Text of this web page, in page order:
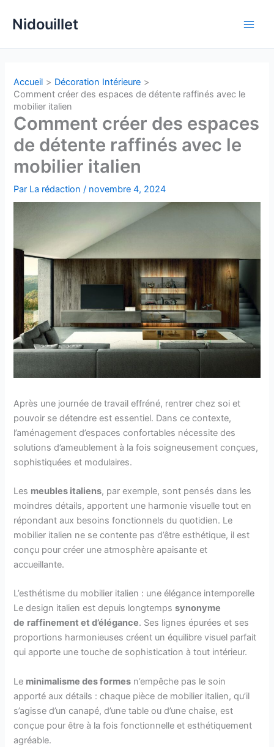
Nidouillet
Accueil
Décoration Intérieure
Comment créer des espaces de détente raffinés avec le
mobilier italien
Comment créer des espaces
de détente raffinés avec le
mobilier italien
Par La rédaction/ novembre 4, 2024
Après une journée de travail effréné, rentrer chez soi et
pouvoir se détendre est essentiel. Dans ce contexte,
l’aménagement d’espaces confortables nécessite des
solutions d’ameublement à la fois soigneusement conçues,
sophistiquées et modulaires.
Les meubles italiens, par exemple, sont pensés dans les
moindres détails, apportent une harmonie visuelle tout en
répondant aux besoins fonctionnels du quotidien. Le
mobilier italien ne se contente pas d’être esthétique, il est
conçu pour créer une atmosphère apaisante et
accueillante.
L’esthétisme du mobilier italien : une élégance intemporelle
Le design italien est depuis longtempssynonyme
de raffinement et d’élégance. Ses lignes épurées et ses
proportions harmonieuses créent un équilibre visuel parfait
qui apporte une touche de sophistication à tout intérieur.
Le minimalisme des formes n’empêche pas le soin
apporté aux détails : chaque pièce de mobilier italien, qu’il
s’agisse d’un canapé, d’une table ou d’une chaise, est
conçue pour être à la fois fonctionnelle et esthétiquement
agréable.